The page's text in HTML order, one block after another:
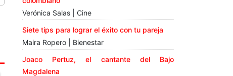
Verónica Salas | Cine
Siete tips para lograr el éxito con tu pareja
Maira Ropero | Bienestar
Joaco Pertuz, el cantante del Bajo
Magdalena